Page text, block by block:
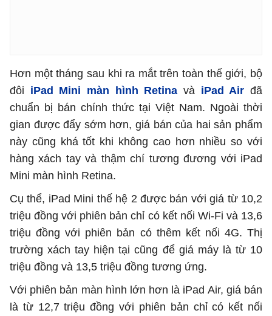
Hơn một tháng sau khi ra mắt trên toàn thế giới, bộ
đôi iPad Mini màn hình Retina và iPad Air đã
chuẩn bị bán chính thức tại Việt Nam. Ngoài thời
gian được đẩy sớm hơn, giá bán của hai sản phẩm
này cũng khá tốt khi không cao hơn nhiều so với
hàng xách tay và thậm chí tương đương với iPad
Mini màn hình Retina.
Cụ thể, iPad Mini thế hệ 2 được bán với giá từ 10,2
triệu đồng với phiên bản chỉ có kết nối Wi-Fi và 13,6
triệu đồng với phiên bản có thêm kết nối 4G. Thị
trường xách tay hiện tại cũng để giá máy là từ 10
triệu đồng và 13,5 triệu đồng tương ứng.
Với phiên bản màn hình lớn hơn là iPad Air, giá bán
là từ 12,7 triệu đồng với phiên bản chỉ có kết nối